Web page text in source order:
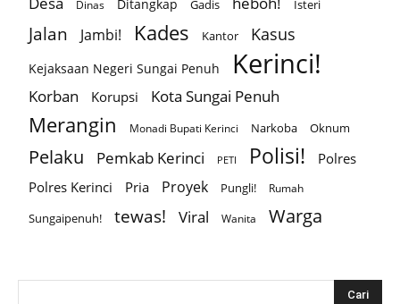
Dinas Ditangkap Gadis Isteri
Jalan Jambi! Kades Kantor Kasus
Kejaksaan Negeri Sungai Penuh Kerinci!
Korban Korupsi Kota Sungai Penuh
Merangin Monadi Bupati Kerinci Narkoba Oknum
Pelaku Pemkab Kerinci PETI Polisi!
Polres
Polres Kerinci
Pria Proyek Pungli! Rumah
Sungaipenuh! tewas! Viral Wanita Warga